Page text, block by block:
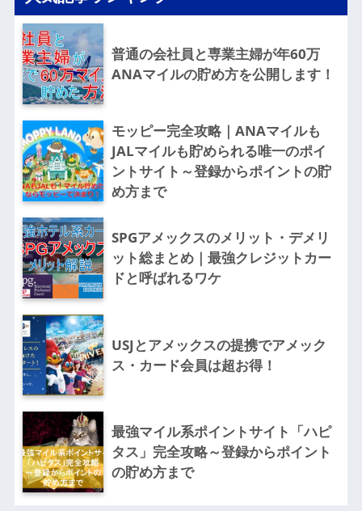
普通の会社員と専業主婦が年60万
ANAマイルの貯め方を公開します！
モッピー完全攻略｜ANAマイルも
JALマイルも貯められる唯一のポイ
ントサイト～登録からポイントの貯
め方まで
SPGアメックスのメリット・デメリ
ット総まとめ｜最強クレジットカー
ドと呼ばれるワケ
USJとアメックスの提携でアメック
ス・カード会員は超お得！
最強マイル系ポイントサイト「ハピ
タス」完全攻略～登録からポイント
の貯め方まで